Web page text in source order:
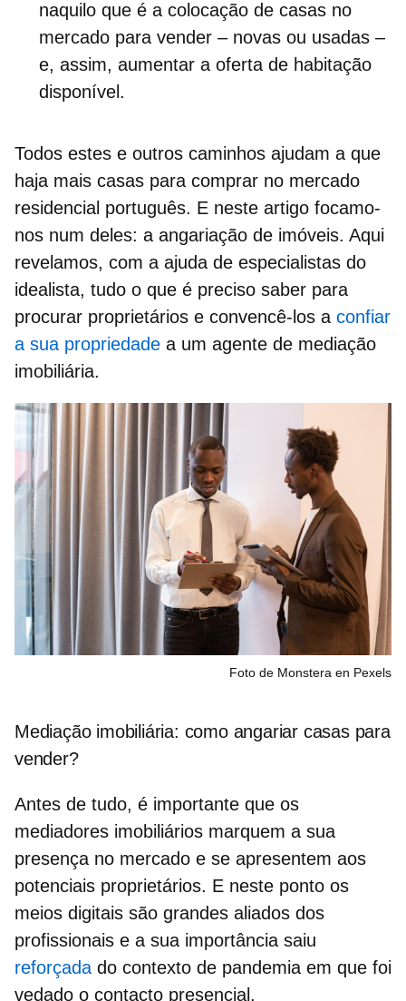
naquilo que é a colocação de casas no
mercado para vender – novas ou usadas –
e, assim, aumentar a oferta de habitação
disponível.
Todos estes e outros caminhos ajudam a que
haja mais casas para comprar no mercado
residencial português. E neste artigo focamo-
nos num deles: a angariação de imóveis. Aqui
revelamos, com a ajuda de especialistas do
idealista, tudo o que é preciso saber para
procurar proprietários e convencê-los a confiar
a sua propriedade a um agente de mediação
imobiliária.
Foto de Monstera en Pexels
Mediação imobiliária: como angariar casas para
vender?
Antes de tudo, é importante que os
mediadores imobiliários marquem a sua
presença no mercado e se apresentem aos
potenciais proprietários. E neste ponto os
meios digitais são grandes aliados dos
profissionais e a sua importância saiu
reforçada do contexto de pandemia em que foi
vedado o contacto presencial.